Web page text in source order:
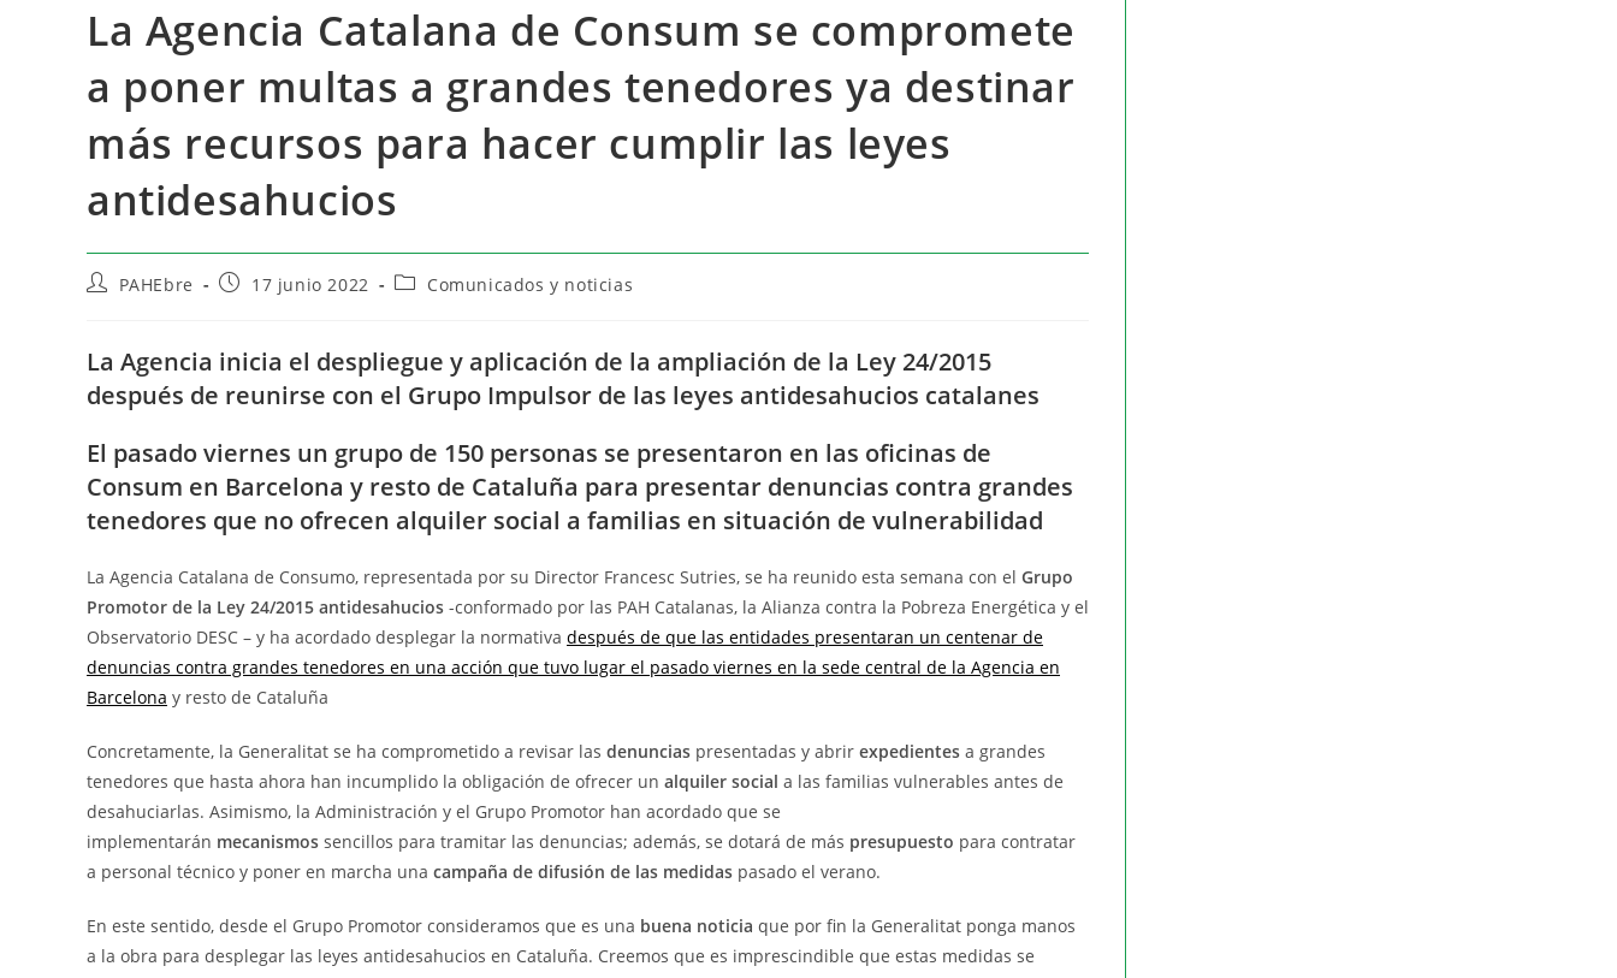
La Agencia Catalana de Consum se compromete
a poner multas a grandes tenedores ya destinar
más recursos para hacer cumplir las leyes
antidesahucios
PAHEbre 17 junio 2022 Comunicados y noticias
La Agencia inicia el despliegue y aplicación de la ampliación de la Ley 24/2015
después de reunirse con el Grupo Impulsor de las leyes antidesahucios catalanes
El pasado viernes un grupo de 150 personas se presentaron en las oficinas de
Consum en Barcelona y resto de Cataluña para presentar denuncias contra grandes
tenedores que no ofrecen alquiler social a familias en situación de vulnerabilidad
La Agencia Catalana de Consumo, representada por su Director Francesc Sutries, se ha reunido esta semana con el Grupo
Promotor de la Ley 24/2015 antidesahucios -conformado por las PAH Catalanas, la Alianza contra la Pobreza Energética y el
Observatorio DESC – y ha acordado desplegar la normativa después de que las entidades presentaran un centenar de
denuncias contra grandes tenedores en una acción que tuvo lugar el pasado viernes en la sede central de la Agencia en
Barcelona y resto de Cataluña
Concretamente, la Generalitat se ha comprometido a revisar las denuncias presentadas y abrir expedientes a grandes
tenedores que hasta ahora han incumplido la obligación de ofrecer un alquiler social a las familias vulnerables antes de
desahuciarlas. Asimismo, la Administración y el Grupo Promotor han acordado que se
implementarán mecanismos sencillos para tramitar las denuncias; además, se dotará de más presupuesto para contratar
a personal técnico y poner en marcha una campaña de difusión de las medidas pasado el verano.
En este sentido, desde el Grupo Promotor consideramos que es una buena noticia que por fin la Generalitat ponga manos
a la obra para desplegar las leyes antidesahucios en Cataluña. Creemos que es imprescindible que estas medidas se